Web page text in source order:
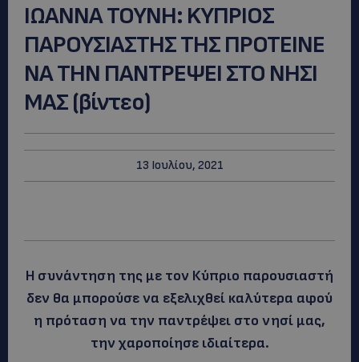
ΙΩΑΝΝΑ ΤΟΥΝΗ: KYΠΡΙΟΣ
ΠΑΡΟΥΣΙΑΣΤΗΣ ΤΗΣ ΠΡΟΤΕΙΝΕ
ΝΑ ΤΗΝ ΠΑΝΤΡΕΨΕΙ ΣΤΟ ΝΗΣΙ
ΜΑΣ (βίντεο)
13 Ιουλίου, 2021
Η συνάντηση της με τον Κύπριο παρουσιαστή
δεν θα μπορούσε να εξελιχθεί καλύτερα αφού
η πρόταση να την παντρέψει στο νησί μας,
την χαροποίησε ιδιαίτερα.